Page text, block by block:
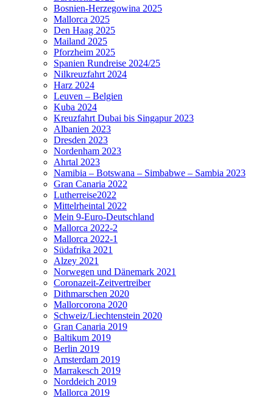
Bosnien-Herzegowina 2025
Mallorca 2025
Den Haag 2025
Mailand 2025
Pforzheim 2025
Spanien Rundreise 2024/25
Nilkreuzfahrt 2024
Harz 2024
Leuven – Belgien
Kuba 2024
Kreuzfahrt Dubai bis Singapur 2023
Albanien 2023
Dresden 2023
Nordenham 2023
Ahrtal 2023
Namibia – Botswana – Simbabwe – Sambia 2023
Gran Canaria 2022
Lutherreise2022
Mittelrheintal 2022
Mein 9-Euro-Deutschland
Mallorca 2022-2
Mallorca 2022-1
Südafrika 2021
Alzey 2021
Norwegen und Dänemark 2021
Coronazeit-Zeitvertreiber
Dithmarschen 2020
Mallorcorona 2020
Schweiz/Liechtenstein 2020
Gran Canaria 2019
Baltikum 2019
Berlin 2019
Amsterdam 2019
Marrakesch 2019
Norddeich 2019
Mallorca 2019